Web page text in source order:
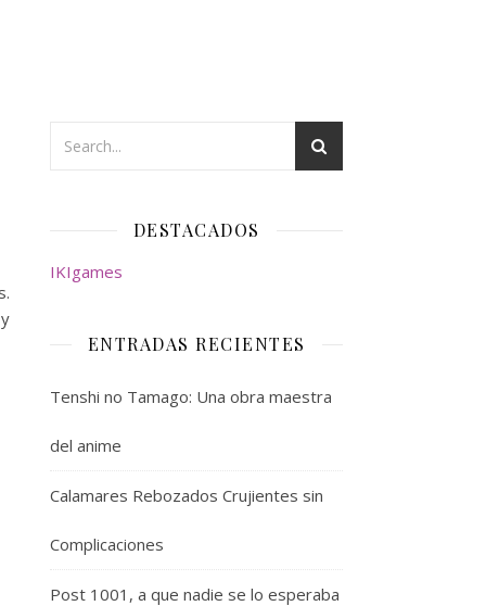
DESTACADOS
IKIgames
ENTRADAS RECIENTES
Tenshi no Tamago: Una obra maestra
del anime
Calamares Rebozados Crujientes sin
Complicaciones
Post 1001, a que nadie se lo esperaba